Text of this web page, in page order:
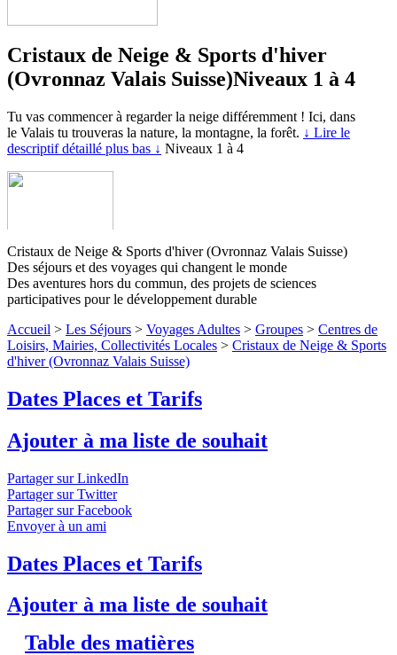
Cristaux de Neige & Sports d'hiver
(Ovronnaz Valais Suisse)Niveaux 1 à 4
Tu vas commencer à regarder la neige différemment ! Ici, dans
le Valais tu trouveras la nature, la montagne, la forêt. ↓ Lire le
descriptif détaillé plus bas ↓ Niveaux 1 à 4
Cristaux de Neige & Sports d'hiver (Ovronnaz Valais Suisse)
Des séjours et des voyages qui changent le monde
Des aventures hors du commun, des projets de sciences
participatives pour le développement durable
Accueil > Les Séjours > Voyages Adultes > Groupes > Centres de
Loisirs, Mairies, Collectivités Locales > Cristaux de Neige & Sports
d'hiver (Ovronnaz Valais Suisse)
Dates Places et Tarifs
Ajouter à ma liste de souhait
Partager sur LinkedIn
Partager sur Twitter
Partager sur Facebook
Envoyer à un ami
Dates Places et Tarifs
Ajouter à ma liste de souhait
Table des matières